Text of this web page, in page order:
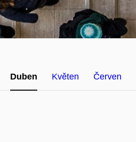
Duben Květen Červen